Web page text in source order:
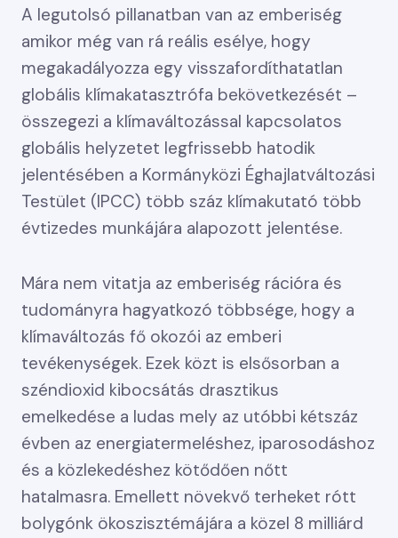
A legutolsó pillanatban van az emberiség
amikor még van rá reális esélye, hogy
megakadályozza egy visszafordíthatatlan
globális klímakatasztrófa bekövetkezését –
összegezi a klímaváltozással kapcsolatos
globális helyzetet legfrissebb hatodik
jelentésében a Kormányközi Éghajlatváltozási
Testület (IPCC) több száz klímakutató több
évtizedes munkájára alapozott jelentése.
Mára nem vitatja az emberiség rációra és
tudományra hagyatkozó többsége, hogy a
klímaváltozás fő okozói az emberi
tevékenységek. Ezek közt is elsősorban a
széndioxid kibocsátás drasztikus
emelkedése a ludas mely az utóbbi kétszáz
évben az energiatermeléshez, iparosodáshoz
és a közlekedéshez kötődően nőtt
hatalmasra. Emellett növekvő terheket rótt
bolygónk ökoszisztémájára a közel 8 milliárd